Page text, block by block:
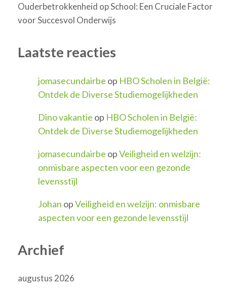
Ouderbetrokkenheid op School: Een Cruciale Factor
voor Succesvol Onderwijs
Laatste reacties
jomasecundairbe op HBO Scholen in België:
Ontdek de Diverse Studiemogelijkheden
Dino vakantie op HBO Scholen in België:
Ontdek de Diverse Studiemogelijkheden
jomasecundairbe opVeiligheid en welzijn:
onmisbare aspecten voor een gezonde
levensstijl
Johan opVeiligheid en welzijn: onmisbare
aspecten voor een gezonde levensstijl
Archief
augustus 2026